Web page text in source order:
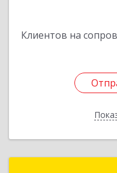
Клиентов на